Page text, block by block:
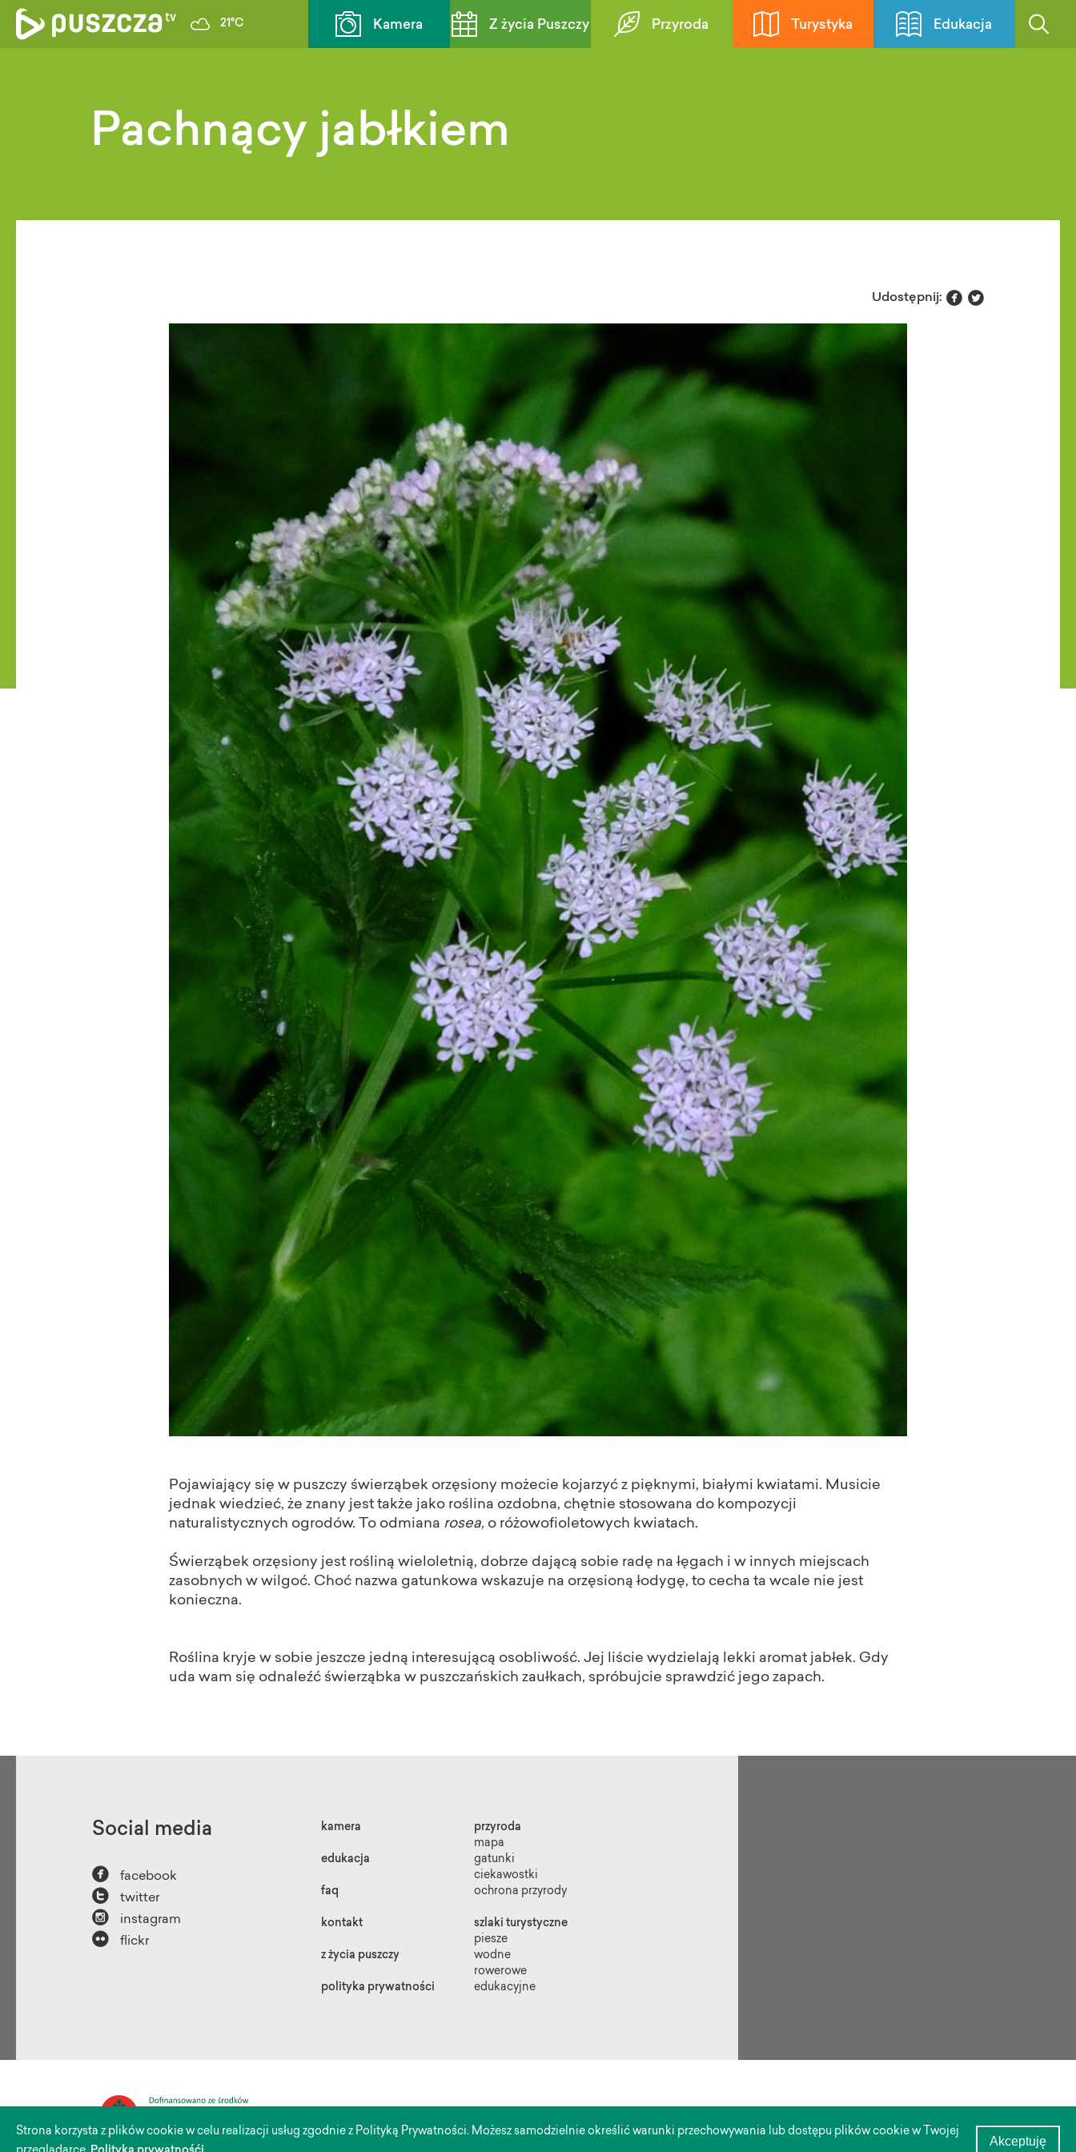
21°C Kamera Z życia Puszczy Przyroda Turystyka Edukacja
Pachnący jabłkiem
Udostępnij:  
Pojawiający się w puszczy świerząbek orzęsiony możecie kojarzyć z pięknymi, białymi kwiatami. Musicie
jednak wiedzieć, że znany jest także jako roślina ozdobna, chętnie stosowana do kompozycji
naturalistycznych ogrodów. To odmiana rosea, o różowofioletowych kwiatach.
Świerząbek orzęsiony jest rośliną wieloletnią, dobrze dającą sobie radę na łęgach i w innych miejscach
zasobnych w wilgoć. Choć nazwa gatunkowa wskazuje na orzęsioną łodygę, to cecha ta wcale nie jest
konieczna.
Roślina kryje w sobie jeszcze jedną interesującą osobliwość. Jej liście wydzielają lekki aromat jabłek. Gdy
uda wam się odnaleźć świerząbka w puszczańskich zaułkach, spróbujcie sprawdzić jego zapach.
Social media
 facebook
 twitter
 instagram
 flickr
kamera
edukacja
faq
kontakt
z życia puszczy
polityka prywatności
przyroda
mapa
gatunki
ciekawostki
ochrona przyrody
szlaki turystyczne
piesze
wodne
rowerowe
edukacyjne
Środowiska i Gospodarki Wodnej. Za jego treść odpowiada wyłącznie Fundacja Niezależne Media.
Strona korzysta z plików cookie w celu realizacji usług zgodnie z Polityką Prywatności. Możesz samodzielnie określić warunki przechowywania lub dostępu plików cookie w Twojej
Akceptuję